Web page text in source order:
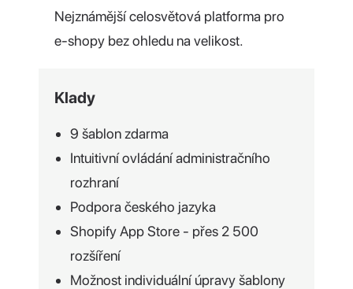
Nejznámější celosvětová platforma pro
e-shopy bez ohledu na velikost.
Klady
9 šablon zdarma
Intuitivní ovládání administračního
rozhraní
Podpora českého jazyka
Shopify App Store - přes 2 500
rozšíření
Možnost individuální úpravy šablony